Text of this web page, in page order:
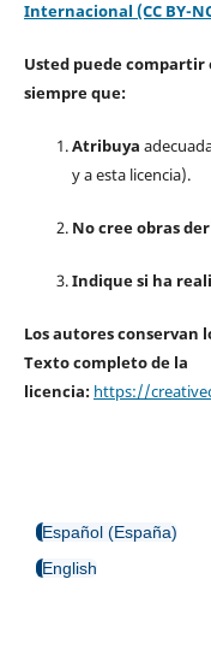
Internacional (CC BY-
Usted puede
siempre que:
Atribuya
y a esta licencia).
No cree obras
Indique si ha
Los autores conservan
Texto completo de la
licencia: https://
Español (España)
English